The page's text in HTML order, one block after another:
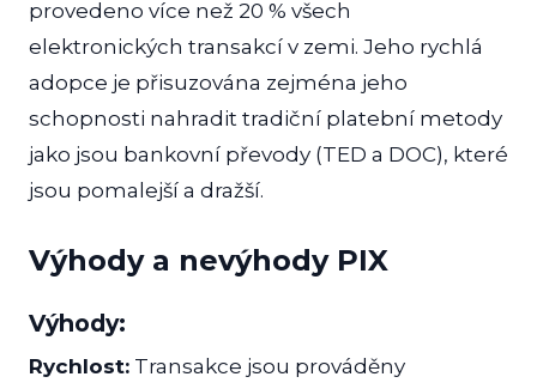
provedeno více než 20 % všech
elektronických transakcí v zemi. Jeho rychlá
adopce je přisuzována zejména jeho
schopnosti nahradit tradiční platební metody
jako jsou bankovní převody (TED a DOC), které
jsou pomalejší a dražší.
Výhody a nevýhody PIX
Výhody:
Rychlost: Transakce jsou prováděny